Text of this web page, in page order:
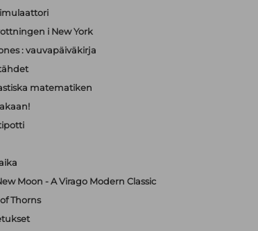
i New York
: vauvapäiväkirja
matematiken
Moon - A Virago Modern Classic
Thorns